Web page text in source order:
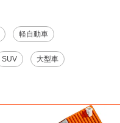
軽自動車
SUV 大型車